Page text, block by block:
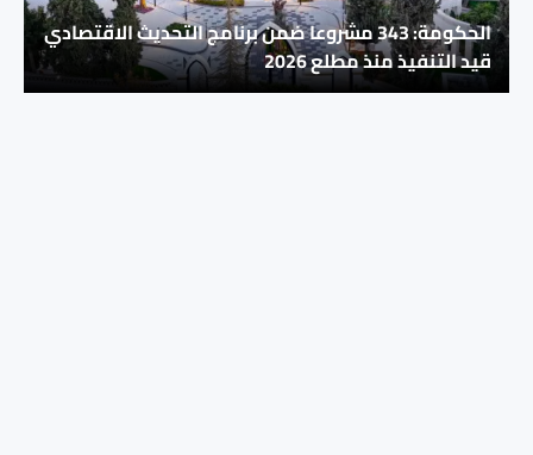
الحكومة: 343 مشروعا ضمن برنامج التحديث الاقتصادي
قيد التنفيذ منذ مطلع 2026